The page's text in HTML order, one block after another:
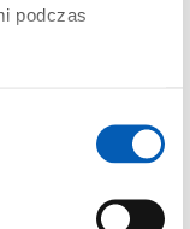
podczas